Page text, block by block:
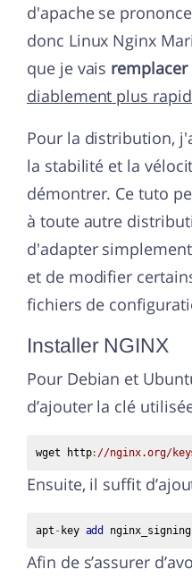
d'apache se
donc Linux Nginx
que je vais remplacer
diablement plus
Pour la distribution,
la stabilité et la
démontrer. Ce tuto
à toute autre
d'adapter
et de modifier
fichiers de
Installer NGINX
Pour Debian et
d’ajouter la clé
wget http: //nginx.org/
Ensuite, il suffit
apt - key add nginx_signing
Afin de s’assurer